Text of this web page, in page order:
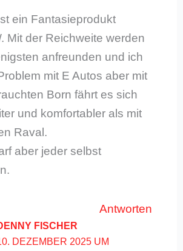
ein Fantasieprodukt
Mit der Reichweite werden
anfreunden und ich
mit E Autos aber mit
Born fährt es sich
und komfortabler als mit
Raval.
aber jeder selbst
Antworten
FISCHER
DEZEMBER 2025 UM